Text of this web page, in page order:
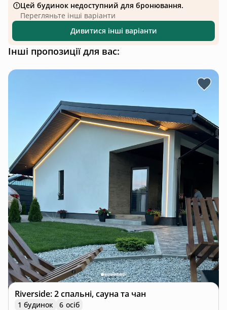
Цей будинок недоступний для бронювання.
Перегляньте інші варіанти
Дивитися інші варіанти
Інші пропозиції для вас:
Riverside: 2 спальні, сауна та чан
1 будинок
6 осіб